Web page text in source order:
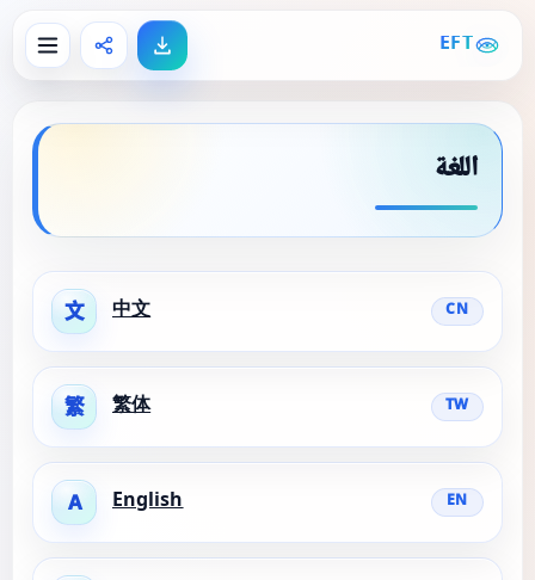
EFT
اللغة
文 中文 CN
繁 繁体 TW
A English EN